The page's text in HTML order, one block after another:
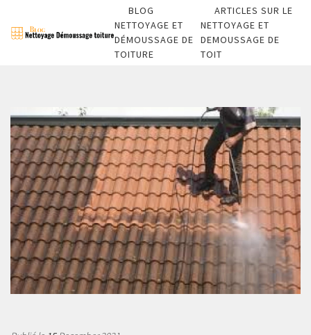
BLOG
NETTOYAGE ET
DÉMOUSSAGE DE
TOITURE
ARTICLES SUR LE
NETTOYAGE ET
DEMOUSSAGE DE
TOIT